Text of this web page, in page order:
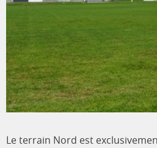
Le terrain Nord est